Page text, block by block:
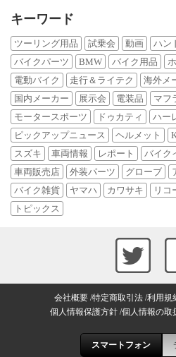
キーワード
ツーリング用品 試乗会 動画 ハン
バイクパーツ
BMW バイク用品
電動バイク
走行＆ライテク 海外メ
国内メーカー
展示会 電装品 マフ
モータースポーツ
ドゥカティ ハー
ピックアップニュース
ヘルメット
スズキ
車両情報 レポート バイク
車両販売店
外装パーツ グローブ
バイク雑貨
ヤマハ カワサキ リコ
トピックス
会社概要 特定商取引法 利用規
個人情報保護方針 個人情報の取
スマートフォン